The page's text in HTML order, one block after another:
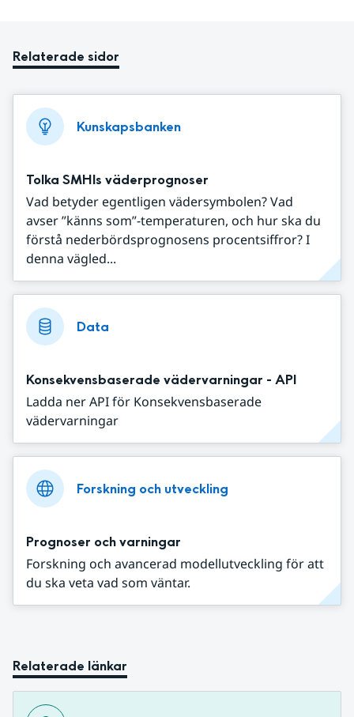
Relaterade sidor
Kunskapsbanken
Tolka SMHIs väderprognoser
Vad betyder egentligen vädersymbolen? Vad
avser ”känns som”-temperaturen, och hur ska du
förstå nederbördsprognosens procentsiffror? I
denna vägled...
Data
Konsekvensbaserade vädervarningar - API
Ladda ner API för Konsekvensbaserade
vädervarningar
Forskning och utveckling
Prognoser och varningar
Forskning och avancerad modellutveckling för att
du ska veta vad som väntar.
Relaterade länkar